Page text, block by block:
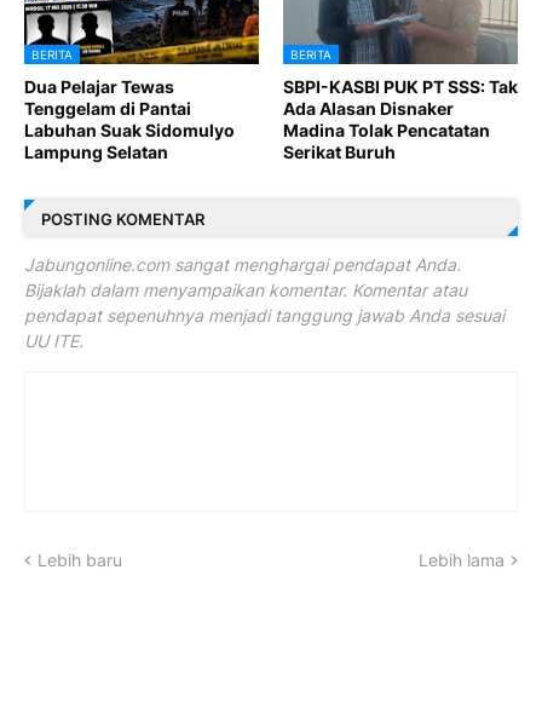
BERITA
Dua Pelajar Tewas
Tenggelam di Pantai
Labuhan Suak Sidomulyo
Lampung Selatan
BERITA
SBPI-KASBI PUK PT SSS: Tak
Ada Alasan Disnaker
Madina Tolak Pencatatan
Serikat Buruh
POSTING KOMENTAR
Jabungonline.com sangat menghargai pendapat Anda.
Bijaklah dalam menyampaikan komentar. Komentar atau
pendapat sepenuhnya menjadi tanggung jawab Anda sesuai
UU ITE.
Lebih baru Lebih lama